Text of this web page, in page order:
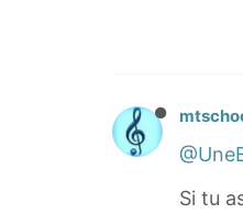
e
p
a
Si tu